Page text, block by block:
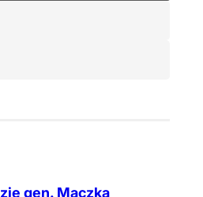
gen. Maczka